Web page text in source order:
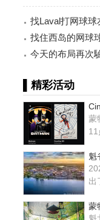
（第二十八
找Laval打网球球
找住西岛的网球
今天的布局再次
▌精彩活动
蒙
11
魁
出
蒙